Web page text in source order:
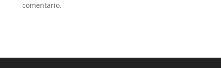
comentario.